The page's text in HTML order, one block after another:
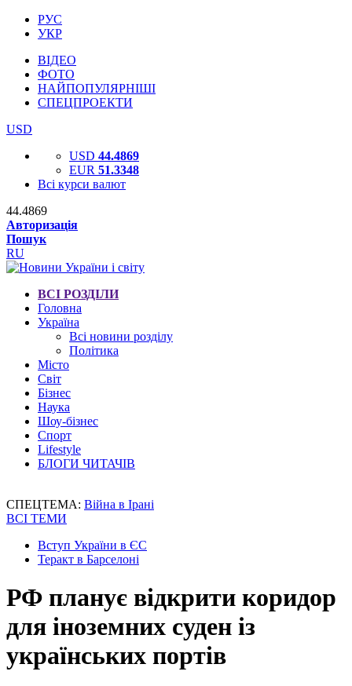
РУС
УКР
ВІДЕО
ФОТО
НАЙПОПУЛЯРНІШІ
СПЕЦПРОЕКТИ
USD
USD 44.4869
EUR 51.3348
Всі курси валют
44.4869
Авторизація
Пошук
RU
ВСІ РОЗДІЛИ
Головна
Україна
Всі новини розділу
Політика
Місто
Світ
Бізнес
Наука
Шоу-бізнес
Спорт
Lifestyle
БЛОГИ ЧИТАЧІВ
СПЕЦТЕМА: Війна в Ірані
ВСІ ТЕМИ
Вступ України в ЄС
Теракт в Барселоні
РФ планує відкрити коридор
для іноземних суден із
українських портів